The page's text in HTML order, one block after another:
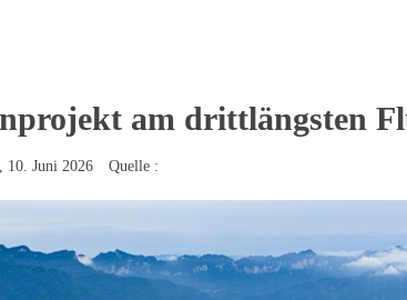
am drittlängsten
10. Juni 2026 Quelle :